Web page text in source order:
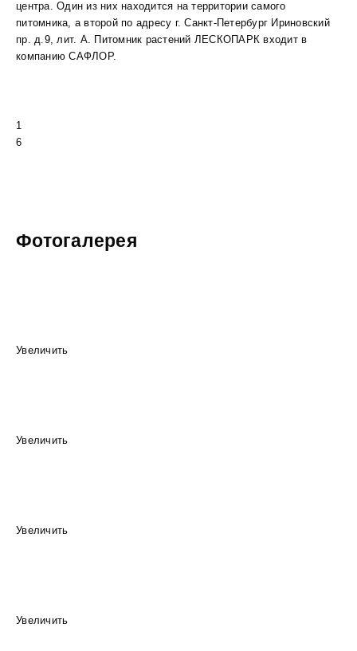
центра. Один из них находится на территории самого
питомника, а второй по адресу г. Санкт-Петербург Ириновский
пр. д.9, лит. А. Питомник растений ЛЕСКОПАРК входит в
компанию САФЛОР.
1
6
Фотогалерея
Увеличить
Увеличить
Увеличить
Увеличить